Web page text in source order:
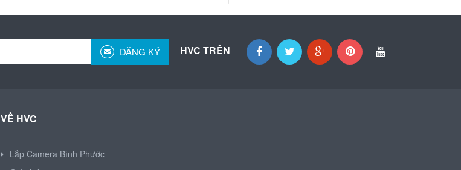
ĐĂNG KÝ HVC TRÊN
VỀ HVC
Lắp Camera Bình Phước